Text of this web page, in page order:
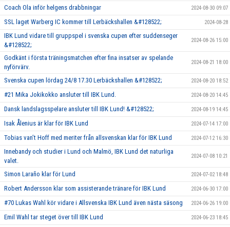
Coach Ola inför helgens drabbningar 2024-08-30 09:07
SSL laget Warberg IC kommer till Lerbäckshallen &#128522; 2024-08-28
IBK Lund vidare till gruppspel i svenska cupen efter suddenseger
&#128522;
2024-08-26 15:00
Godkänt i första träningsmatchen efter fina insatser av spelande
nyförvärv.
2024-08-21 18:00
Svenska cupen lördag 24/8 17.30 Lerbäckshallen &#128522; 2024-08-20 18:52
#21 Mika Jokikokko ansluter till IBK Lund. 2024-08-20 14:45
Dansk landslagsspelare ansluter till IBK Lund! &#128522; 2024-08-19 14:45
Isak Ålenius är klar för IBK Lund 2024-07-14 17:00
Tobias van’t Hoff med meriter från allsvenskan klar för IBK Lund 2024-07-12 16:30
Innebandy och studier i Lund och Malmö, IBK Lund det naturliga
valet.
2024-07-08 10:21
Simon Laraño klar för Lund 2024-07-02 18:48
Robert Andersson klar som assisterande tränare för IBK Lund 2024-06-30 17:00
#70 Lukas Wahl kör vidare i Allsvenska IBK Lund även nästa säsong 2024-06-26 19:00
Emil Wahl tar steget över till IBK Lund 2024-06-23 18:45